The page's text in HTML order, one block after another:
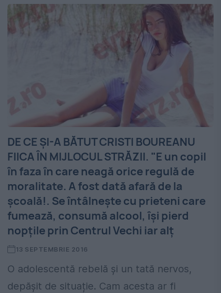
DE CE ȘI-A BĂTUT CRISTI BOUREANU
FIICA ÎN MIJLOCUL STRĂZII. "E un copil
în faza în care neagă orice regulă de
moralitate. A fost dată afară de la
școală!. Se întâlneşte cu prieteni care
fumează, consumă alcool, îşi pierd
nopţile prin Centrul Vechi iar alţ
13 SEPTEMBRIE 2016
O adolescentă rebelă și un tată nervos,
depășit de situație. Cam acesta ar fi